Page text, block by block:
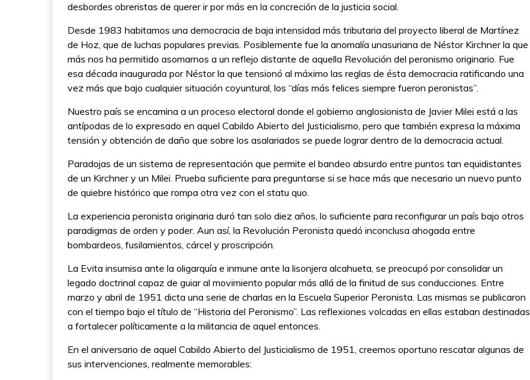
desbordes obreristas de querer ir por más en la concreción de la justicia social.
Desde 1983 habitamos una democracia de baja intensidad más tributaria del proyecto liberal de Martínez
de Hoz, que de luchas populares previas. Posiblemente fue la anomalía unasuriana de Néstor Kirchner la que
más nos ha permitido asomarnos a un reflejo distante de aquella Revolución del peronismo originario. Fue
esa década inaugurada por Néstor la que tensionó al máximo las reglas de ésta democracia ratificando una
vez más que bajo cualquier situación coyuntural, los “días más felices siempre fueron peronistas”.
Nuestro país se encamina a un proceso electoral donde el gobierno anglosionista de Javier Milei está a las
antípodas de lo expresado en aquel Cabildo Abierto del Justicialismo, pero que también expresa la máxima
tensión y obtención de daño que sobre los asalariados se puede lograr dentro de la democracia actual.
Paradojas de un sistema de representación que permite el bandeo absurdo entre puntos tan equidistantes
de un Kirchner y un Milei. Prueba suficiente para preguntarse si se hace más que necesario un nuevo punto
de quiebre histórico que rompa otra vez con el statu quo.
La experiencia peronista originaria duró tan solo diez años, lo suficiente para reconfigurar un país bajo otros
paradigmas de orden y poder. Aun así, la Revolución Peronista quedó inconclusa ahogada entre
bombardeos, fusilamientos, cárcel y proscripción.
La Evita insumisa ante la oligarquía e inmune ante la lisonjera alcahueta, se preocupó por consolidar un
legado doctrinal capaz de guiar al movimiento popular más allá de la finitud de sus conducciones. Entre
marzo y abril de 1951 dicta una serie de charlas en la Escuela Superior Peronista. Las mismas se publicaron
con el tiempo bajo el título de “Historia del Peronismo”. Las reflexiones volcadas en ellas estaban destinadas
a fortalecer políticamente a la militancia de aquel entonces.
En el aniversario de aquel Cabildo Abierto del Justicialismo de 1951, creemos oportuno rescatar algunas de
sus intervenciones, realmente memorables: